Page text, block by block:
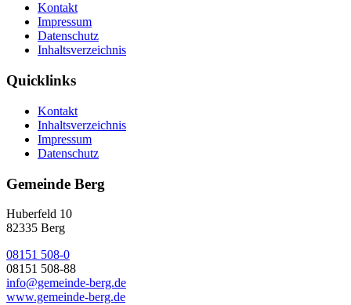
Kontakt
Impressum
Datenschutz
Inhaltsverzeichnis
Quicklinks
Kontakt
Inhaltsverzeichnis
Impressum
Datenschutz
Gemeinde Berg
Huberfeld 10
82335 Berg
08151 508-0
08151 508-88
info@gemeinde-berg.de
www.gemeinde-berg.de